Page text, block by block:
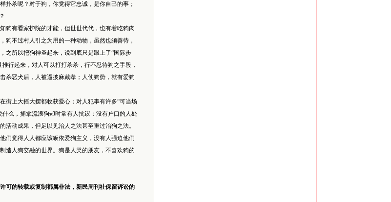
扑杀呢？对于狗，你觉得它忠诚，是你自己的事；
有看家护院的才能，但世世代代，也有着吃狗肉
狗不过村人引之为用的一种动物，虽然也须善待，
之所以把狗神圣起来，说到底只是跟上了“国际步
行起来，对人可以打打杀杀，行不忍待狗之手段，
杀恶犬后，人被逼披麻戴孝；人仗狗势，就有爱狗
上大摇大摆都收获爱心；对人犯事有许多“可当场
么，捕拿流浪狗却时常有人抗议；没有户口的人处
动成果，但足以见治人之法甚至重过治狗之法。
觉得人人都应该皈依爱狗主义，没有人强迫他们
造人狗交融的世界。狗是人类的朋友，不喜欢狗的
可的转载或复制都属非法，新民周刊社保留诉讼的